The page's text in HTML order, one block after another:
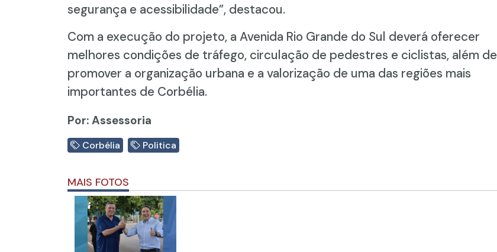
segurança e acessibilidade”, destacou.
Com a execução do projeto, a Avenida Rio Grande do Sul deverá oferecer
melhores condições de tráfego, circulação de pedestres e ciclistas, além de
promover a organização urbana e a valorização de uma das regiões mais
importantes de Corbélia.
Por: Assessoria
Corbélia Politica
MAIS FOTOS